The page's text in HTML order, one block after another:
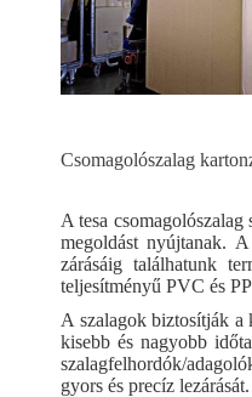
Csomagolószalag
A tesa
megoldást nyújtanak.
zárásáig találhatunk
teljesítményű PVC és
A szalagok biztosítják a
kisebb és nagyobb
szalagfelhordók/
gyors és precíz lezárását.